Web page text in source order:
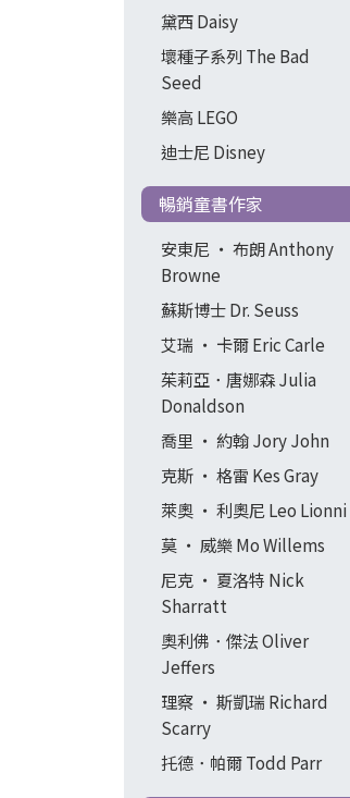
黛西 Daisy
壞種子系列 The Bad
Seed
樂高 LEGO
迪士尼 Disney
暢銷童書作家
安東尼 ‧ 布朗 Anthony
Browne
蘇斯博士 Dr. Seuss
艾瑞 ‧ 卡爾 Eric Carle
茱莉亞．唐娜森 Julia
Donaldson
喬里 ‧ 約翰 Jory John
克斯 ‧ 格雷 Kes Gray
萊奧 ‧ 利奧尼 Leo Lionni
莫 ‧ 威樂 Mo Willems
尼克 ‧ 夏洛特 Nick
Sharratt
奧利佛．傑法 Oliver
Jeffers
理察 ‧ 斯凱瑞 Richard
Scarry
托德．帕爾 Todd Parr